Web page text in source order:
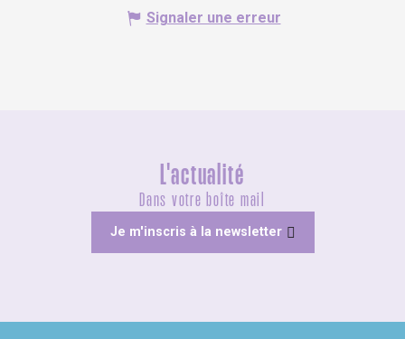
Signaler une erreur
L'actualité
Dans votre boîte mail
Je m'inscris à la newsletter